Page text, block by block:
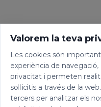
Valorem la teva
Les cookies són
experiència de
privacitat i permeten
sol·licitis a través de la
tercers per analitzar els